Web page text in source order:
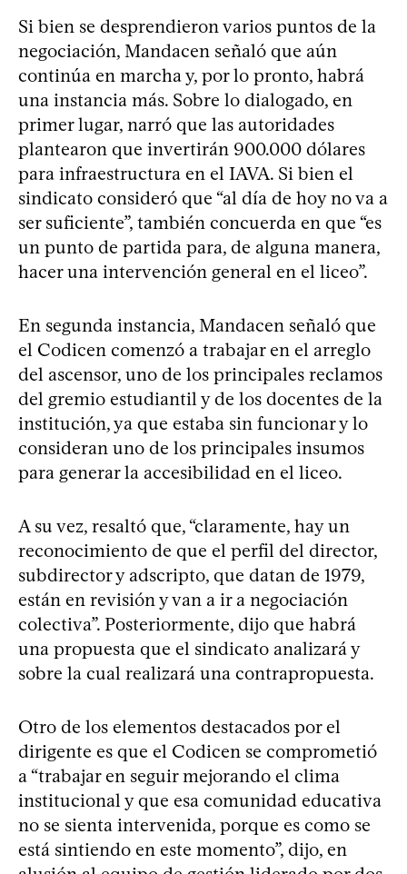
Si bien se desprendieron varios puntos de la
negociación, Mandacen señaló que aún
continúa en marcha y, por lo pronto, habrá
una instancia más. Sobre lo dialogado, en
primer lugar, narró que las autoridades
plantearon que invertirán 900.000 dólares
para infraestructura en el IAVA. Si bien el
sindicato consideró que “al día de hoy no va a
ser suficiente”, también concuerda en que “es
un punto de partida para, de alguna manera,
hacer una intervención general en el liceo”.
En segunda instancia, Mandacen señaló que
el Codicen comenzó a trabajar en el arreglo
del ascensor, uno de los principales reclamos
del gremio estudiantil y de los docentes de la
institución, ya que estaba sin funcionar y lo
consideran uno de los principales insumos
para generar la accesibilidad en el liceo.
A su vez, resaltó que, “claramente, hay un
reconocimiento de que el perfil del director,
subdirector y adscripto, que datan de 1979,
están en revisión y van a ir a negociación
colectiva”. Posteriormente, dijo que habrá
una propuesta que el sindicato analizará y
sobre la cual realizará una contrapropuesta.
Otro de los elementos destacados por el
dirigente es que el Codicen se comprometió
a “trabajar en seguir mejorando el clima
institucional y que esa comunidad educativa
no se sienta intervenida, porque es como se
está sintiendo en este momento”, dijo, en